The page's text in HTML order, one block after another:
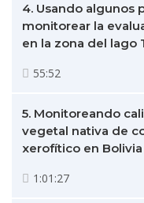
4. Usando algunos
monitorear la
en la zona del lago
55:52
5. Monitoreando
vegetal nativa de
xerofítico en Bolivia
1:01:27